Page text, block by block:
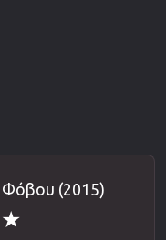
Φόβου (2015)